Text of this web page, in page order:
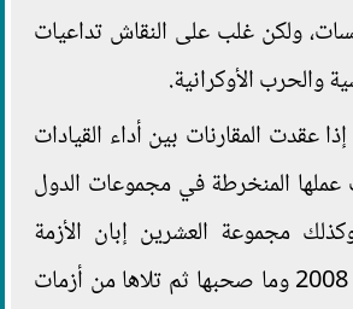
ولكن غلب على النقاش تداعيات
والحرب الأوكرانية.
عقدت المقارنات بين أداء القيادات
عملها المنخرطة في مجموعات الدول
مجموعة العشرين إبان الأزمة
المالية العالمية في 2008 وما صحبها ثم تلاها من أزمات